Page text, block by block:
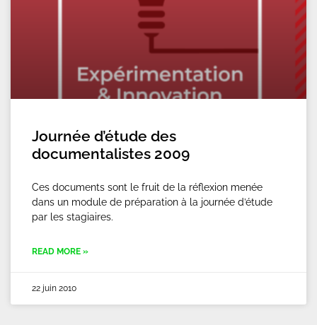
Journée d’étude des
documentalistes 2009
Ces documents sont le fruit de la réflexion menée
dans un module de préparation à la journée d’étude
par les stagiaires.
READ MORE »
22 juin 2010